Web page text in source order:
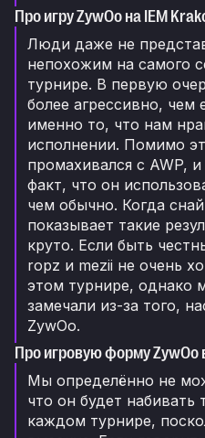
Про игру ZywOo на IEM
Люди даже не
непохожим на самого
турнире. В первую
более агрессивно, чем
именно то, что нам
исполнении. Помимо
промахивался с AWP,
факт, что он
чем обычно. Когда
показывает такие
круто. Если быть
ropz и mezii не очень
этом турнире, однако
замечали из-за того,
ZywOo.
Про игровую форму ZywOo
Мы определённо не
что он будет
каждом турнире,